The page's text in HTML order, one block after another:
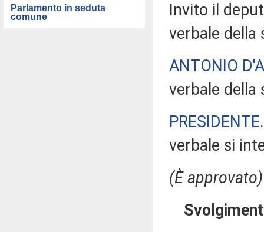
Parlamento in seduta
comune
Invito il
verbale della
ANTONIO
verbale della
PRESIDENTE
verbale si
(È approvato)